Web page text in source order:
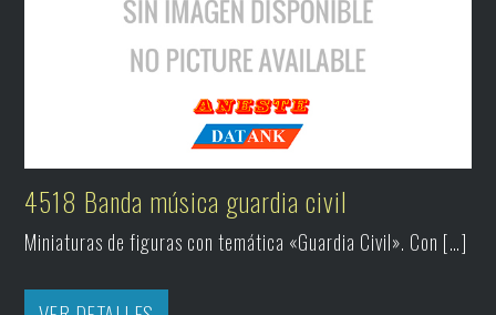
4518 Banda música guardia civil
Miniaturas de figuras con temática «Guardia Civil». Con […]